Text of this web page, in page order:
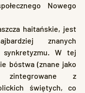
Nowego
znanych
synkretyzmu. W tej
bóstwa (znane jako
zintegrowane z
świętych, co